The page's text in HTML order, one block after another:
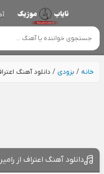
خانه/ بزودی / دانلود آهنگ
دانلود آهنگ اعتراف از